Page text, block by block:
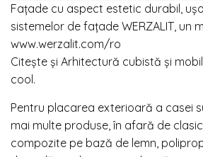
Fațade cu aspect estetic durabil,
sistemelor de fațade WERZALIT,
www.werzalit.com/ro
Citește și Arhitectură cubistă și
cool.
Pentru placarea exterioară a casei
mai multe produse, în afară de
compozite pe bază de lemn,